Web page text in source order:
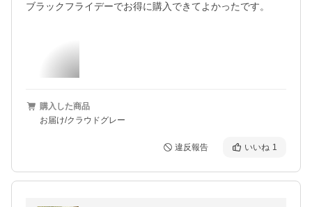
ブラックフライデーでお得に購入できてよかったです。
購入した商品
お届け/クラウドグレー
違反報告 いいね 1